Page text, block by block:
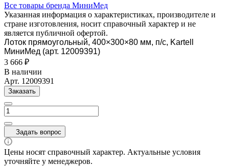
Все товары бренда МиниМед
Указанная информация о характеристиках, производителе и
стране изготовления, носит справочный характер и не
является публичной офертой.
Лоток прямоугольный, 400×300×80 мм, п/с, Kartell
МиниМед (арт. 12009391)
3 666 ₽
В наличии
Арт. 12009391
Заказать
Задать вопрос
Цены носят справочный характер. Актуальные условия
уточняйте у менеджеров.